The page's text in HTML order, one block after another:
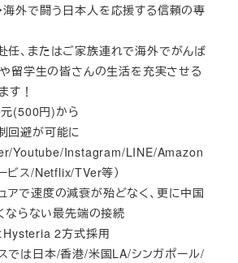
海外で闘う日本人を応援する信頼の専
任、またはご家族連れで海外でがんば
留学生の皆さんの生活を充実させる
す！
(500円)から
回避が可能に
Youtube/Instagram/LINE/Amazon
ビス/Netflix/TVer等）
アで速度の減衰が殆どなく、更に中国
ならない最先端の接続
2方式採用
では日本/香港/米国LA/シンガポール/